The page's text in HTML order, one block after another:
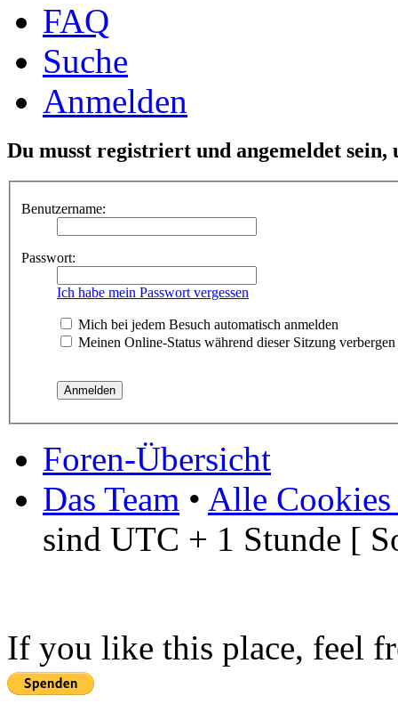
FAQ
Suche
Anmelden
Du musst registriert und angemeldet sein,
Benutzername:
Passwort:
Ich habe mein Passwort vergessen
Mich bei jedem Besuch automatisch anmelden
Meinen Online-Status während dieser Sitzung verbergen
Foren-Übersicht
Das Team • Alle Cookies
sind UTC + 1 Stunde [
If you like this place, feel